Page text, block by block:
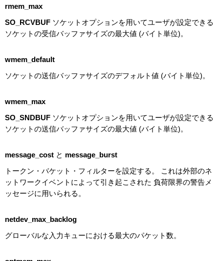
rmem_max
SO_RCVBUF ソケットオプションを用いてユーザが設定できる
ソケットの受信バッファサイズの最大値 (バイト単位)。
wmem_default
ソケットの送信バッファサイズのデフォルト値 (バイト単位)。
wmem_max
SO_SNDBUF ソケットオプションを用いてユーザが設定できる
ソケットの送信バッファサイズの最大値 (バイト単位)。
message_cost と message_burst
トークン・バケット・フィルターを設定する。 これは外部のネ
ットワークイベントによって引き起こされた 負荷限界の警告メ
ッセージに用いられる。
netdev_max_backlog
グローバルな入力キューにおける最大のパケット数。